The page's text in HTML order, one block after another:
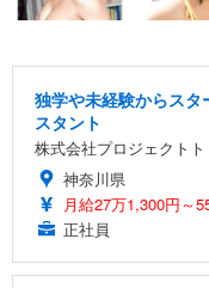
独学や未経験からス
スタント
株式会社プロジェクトト
神奈川県
月給27万1,300円～
正社員